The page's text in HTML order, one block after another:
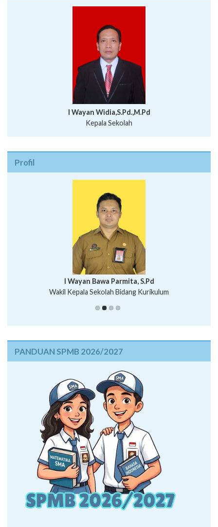
I Wayan Widia,S.Pd.,M.Pd
Kepala Sekolah
Profil
Putu Suhartana, S.Pd.
I Wayan Bawa Parmita, S.Pd
Wakil Kepala Sekolah Bidang Kurikulum
I Wayan Gede Aditya Pratita, S.Pd., M.Sn
Ni Wayan Nopi Sutantri, S.Pd.
PANDUAN SPMB 2026/2027